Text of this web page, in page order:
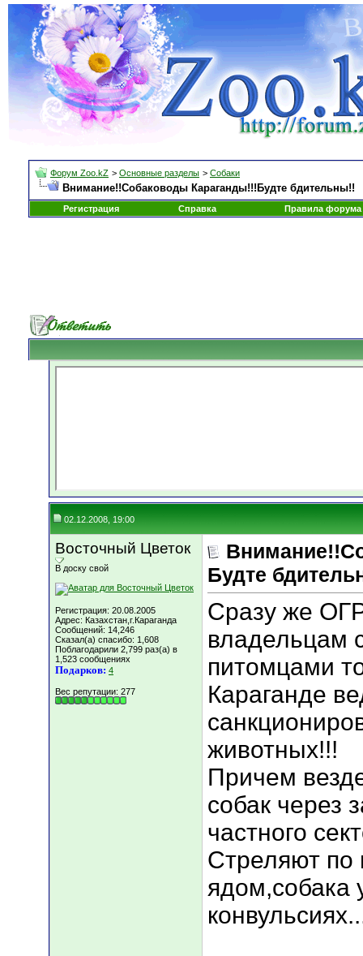
Форум Zoo.kZ > Основные разделы > Собаки
Внимание!!Собаководы Караганды!!!Будте бдительны!!
Регистрация Справка Правила форума
02.12.2008, 19:00
Восточный Цветок
В доску свой
Регистрация: 20.08.2005
Адрес: Казахстан,г.Караганда
Сообщений: 14,246
Сказал(а) спасибо: 1,608
Поблагодарили 2,799 раз(а) в
1,523 сообщениях
Подарков: 4
Вес репутации: 277
Будте
Сразу же
владельцам
питомцами
Караганде
животных!!!
Причем
собак через
частного
Стреляют по
ядом,собака